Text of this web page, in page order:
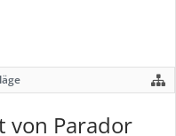
von Parador